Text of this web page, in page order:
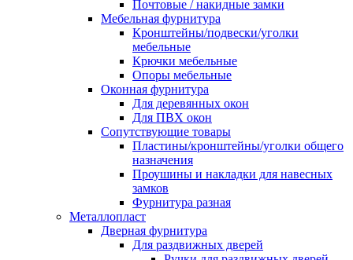
Почтовые / накидные замки
Мебельная фурнитура
Кронштейны/подвески/уголки
мебельные
Крючки мебельные
Опоры мебельные
Оконная фурнитура
Для деревянных окон
Для ПВХ окон
Сопутствующие товары
Пластины/кронштейны/уголки общего
назначения
Проушины и накладки для навесных
замков
Фурнитура разная
Металлопласт
Дверная фурнитура
Для раздвижных дверей